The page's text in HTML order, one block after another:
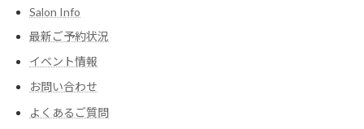
Salon Info
最新ご予約状況
イベント情報
お問い合わせ
よくあるご質問